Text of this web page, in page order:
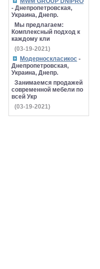
- Днепропетровская,
Украина, Днепр.
Мы предлагаем:
Комплексный подход к
каждому кли
(03-19-2021)
Модерноскласикос -
Днепропетровская,
Украина, Днепр.
Занимаемся продажей
современной мебели по
всей Укр
(03-19-2021)